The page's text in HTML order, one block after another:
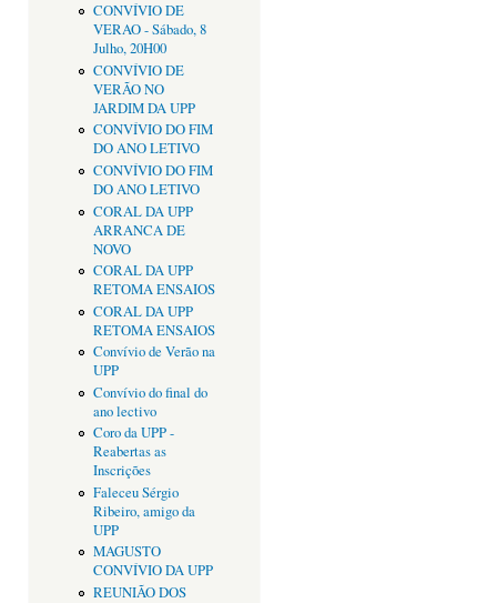
CONVÍVIO DE
VERAO - Sábado, 8
Julho, 20H00
CONVÍVIO DE
VERÃO NO
JARDIM DA UPP
CONVÍVIO DO FIM
DO ANO LETIVO
CONVÍVIO DO FIM
DO ANO LETIVO
CORAL DA UPP
ARRANCA DE
NOVO
CORAL DA UPP
RETOMA ENSAIOS
CORAL DA UPP
RETOMA ENSAIOS
Convívio de Verão na
UPP
Convívio do final do
ano lectivo
Coro da UPP -
Reabertas as
Inscrições
Faleceu Sérgio
Ribeiro, amigo da
UPP
MAGUSTO
CONVÍVIO DA UPP
REUNIÃO DOS